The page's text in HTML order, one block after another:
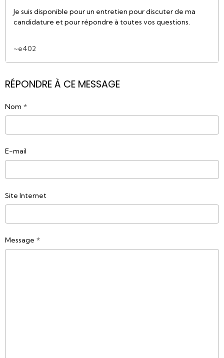
Je suis disponible pour un entretien pour discuter de ma
candidature et pour répondre à toutes vos questions.
~e402
RÉPONDRE À CE MESSAGE
Nom
E-mail
Site Internet
Message